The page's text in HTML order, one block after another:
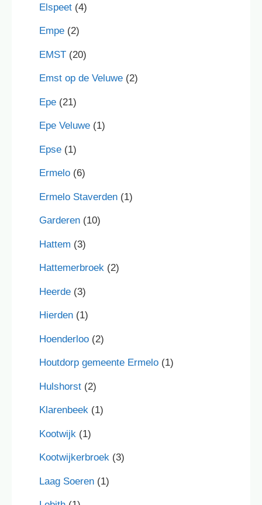
Elspeet (4)
Empe (2)
EMST (20)
Emst op de Veluwe (2)
Epe (21)
Epe Veluwe (1)
Epse (1)
Ermelo (6)
Ermelo Staverden (1)
Garderen (10)
Hattem (3)
Hattemerbroek (2)
Heerde (3)
Hierden (1)
Hoenderloo (2)
Houtdorp gemeente Ermelo (1)
Hulshorst (2)
Klarenbeek (1)
Kootwijk (1)
Kootwijkerbroek (3)
Laag Soeren (1)